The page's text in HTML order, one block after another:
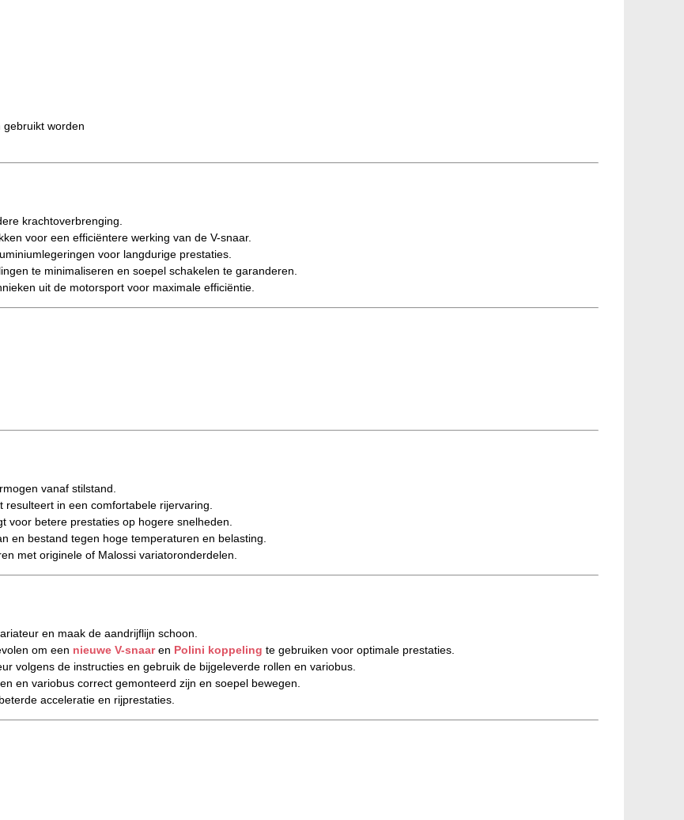
gebruikt worden
krachtoverbrenging.
voor een efficiëntere werking van de V-snaar.
voor langdurige prestaties.
te minimaliseren en soepel schakelen te garanderen.
uit de motorsport voor maximale efficiëntie.
vanaf stilstand.
in een comfortabele rijervaring.
voor betere prestaties op hogere snelheden.
en bestand tegen hoge temperaturen en belasting.
met originele of Malossi variatoronderdelen.
en maak de aandrijflijn schoon.
om een nieuwe V-snaaren Polini koppeling te gebruiken voor optimale prestaties.
volgens de instructies en gebruik de bijgeleverde rollen en variobus.
en variobus correct gemonteerd zijn en soepel bewegen.
acceleratie en rijprestaties.